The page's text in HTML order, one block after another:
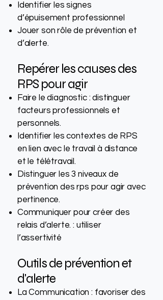
Identifier les signes
d’épuisement professionnel
Jouer son rôle de prévention et
d’alerte.
Repérer les causes des
RPS pour agir
Faire le diagnostic : distinguer
facteurs professionnels et
personnels.
Identifier les contextes de RPS
en lien avec le travail à distance
et le télétravail.
Distinguer les 3 niveaux de
prévention des rps pour agir avec
pertinence.
Communiquer pour créer des
relais d’alerte. : utiliser
l’assertivité
Outils de prévention et
d'alerte
La Communication : favoriser des